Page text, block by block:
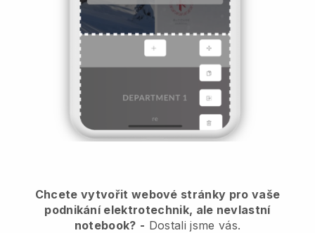
Chcete vytvořit webové stránky pro vaše
podnikání elektrotechnik, ale nevlastní
notebook? - Dostali jsme vás.